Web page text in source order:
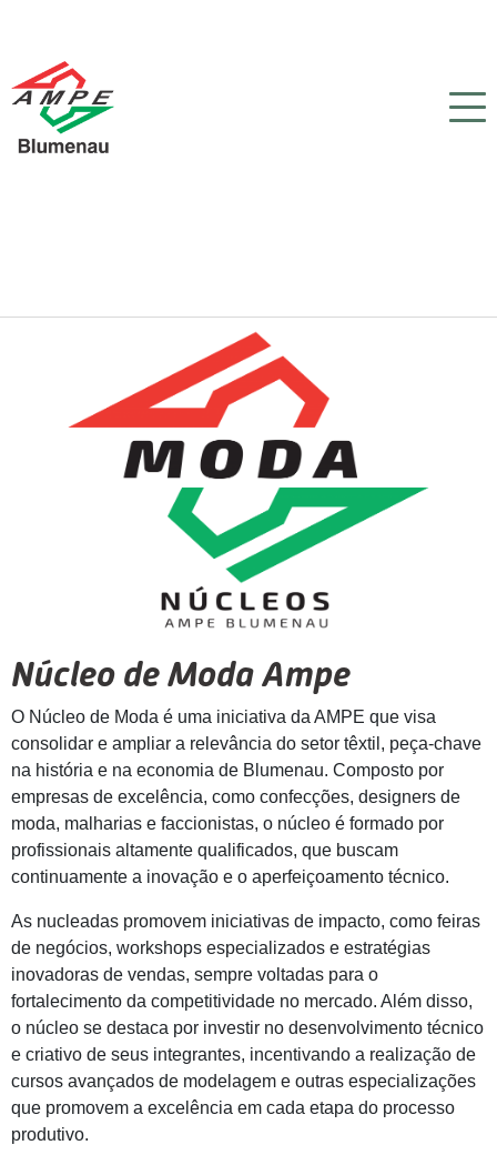
Núcleo de Moda Ampe
O Núcleo de Moda é uma iniciativa da AMPE que visa
consolidar e ampliar a relevância do setor têxtil, peça-chave
na história e na economia de Blumenau. Composto por
empresas de excelência, como confecções, designers de
moda, malharias e faccionistas, o núcleo é formado por
profissionais altamente qualificados, que buscam
continuamente a inovação e o aperfeiçoamento técnico.
As nucleadas promovem iniciativas de impacto, como feiras
de negócios, workshops especializados e estratégias
inovadoras de vendas, sempre voltadas para o
fortalecimento da competitividade no mercado. Além disso,
o núcleo se destaca por investir no desenvolvimento técnico
e criativo de seus integrantes, incentivando a realização de
cursos avançados de modelagem e outras especializações
que promovem a excelência em cada etapa do processo
produtivo.